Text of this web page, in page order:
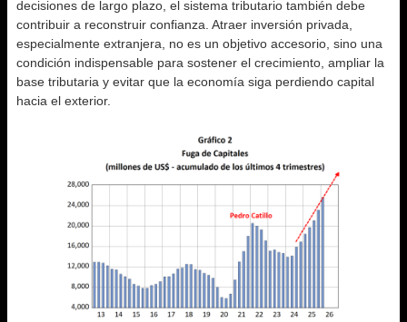
decisiones de largo plazo, el sistema tributario también debe
contribuir a reconstruir confianza. Atraer inversión privada,
especialmente extranjera, no es un objetivo accesorio, sino una
condición indispensable para sostener el crecimiento, ampliar la
base tributaria y evitar que la economía siga perdiendo capital
hacia el exterior.